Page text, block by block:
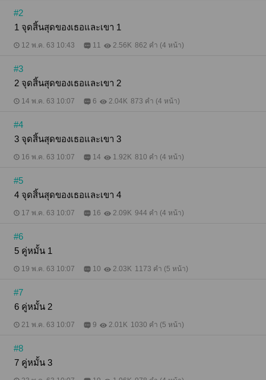
#2
1 จุดสิ้นสุดของเธอและเขา 1
12 พ.ค. 63 10:43 11 2.56K 862 คำ (4 หน้า)
#3
2 จุดสิ้นสุดของเธอและเขา 2
14 พ.ค. 63 10:07 6 2.04K 873 คำ (4 หน้า)
#4
3 จุดสิ้นสุดของเธอและเขา 3
16 พ.ค. 63 10:07 14 1.92K 810 คำ (4 หน้า)
#5
4 จุดสิ้นสุดของเธอและเขา 4
17 พ.ค. 63 10:07 16 2.09K 944 คำ (4 หน้า)
#6
5 คู่หมั้น 1
19 พ.ค. 63 10:07 10 2.03K 1173 คำ (5 หน้า)
#7
6 คู่หมั้น 2
21 พ.ค. 63 10:07 9 2.01K 1030 คำ (5 หน้า)
#8
7 คู่หมั้น 3